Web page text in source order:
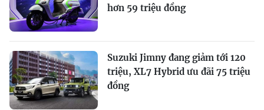
hơn 59 triệu đồng
Suzuki Jimny đang giảm tới 120
triệu, XL7 Hybrid ưu đãi 75 triệu
đồng